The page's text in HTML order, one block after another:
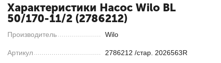
Характеристики Насос Wilo BL
50/170-11/2 (2786212)
Производитель Wilo
Артикул 2786212 /стар. 2026563R